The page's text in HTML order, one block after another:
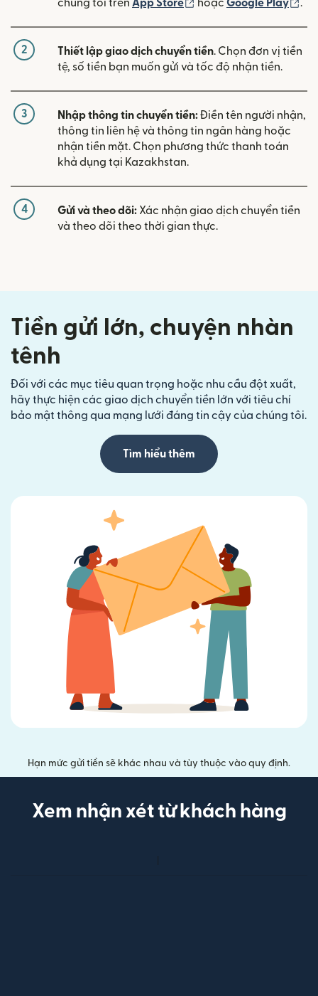
chúng tôi trên App Store hoặc Google Play .
2 Thiết lập giao dịch chuyển tiền. Chọn đơn vị tiền
tệ, số tiền bạn muốn gửi và tốc độ nhận tiền.
3 Nhập thông tin chuyển tiền:Điền tên người nhận,
thông tin liên hệ và thông tin ngân hàng hoặc
nhận tiền mặt. Chọn phương thức thanh toán
khả dụng tại Kazakhstan.
4 Gửi và theo dõi: Xác nhận giao dịch chuyển tiền
và theo dõi theo thời gian thực.
Tiền gửi lớn, chuyện nhàn
tênh
Đối với các mục tiêu quan trọng hoặc nhu cầu đột xuất,
hãy thực hiện các giao dịch chuyển tiền lớn với tiêu chí
bảo mật thông qua mạng lưới đáng tin cậy của chúng tôi.
Tìm hiểu thêm
Hạn mức gửi tiền sẽ khác nhau và tùy thuộc vào quy định.
Xem nhận xét từ khách hàng